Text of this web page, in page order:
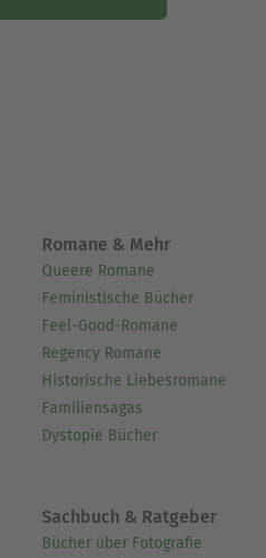
Romane & Mehr
Queere Romane
Feministische Bücher
Feel-Good-Romane
Regency Romane
Historische Liebesromane
Familiensagas
Dystopie Bücher
Sachbuch & Ratgeber
Bücher über Fotografie